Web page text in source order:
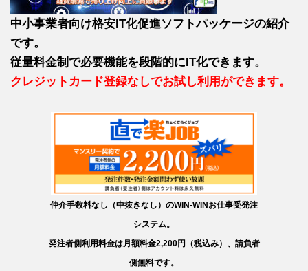
中小事業者向け格安IT化促進ソフトパッケージの紹介
です。
従量料金制で必要機能を段階的にIT化できます。
クレジットカード登録なしでお試し利用ができます。
仲介手数料なし（中抜きなし）のWIN-WINお仕事受発注
システム。
発注者側利用料金は月額料金2,200円（税込み）、請負者
側無料です。